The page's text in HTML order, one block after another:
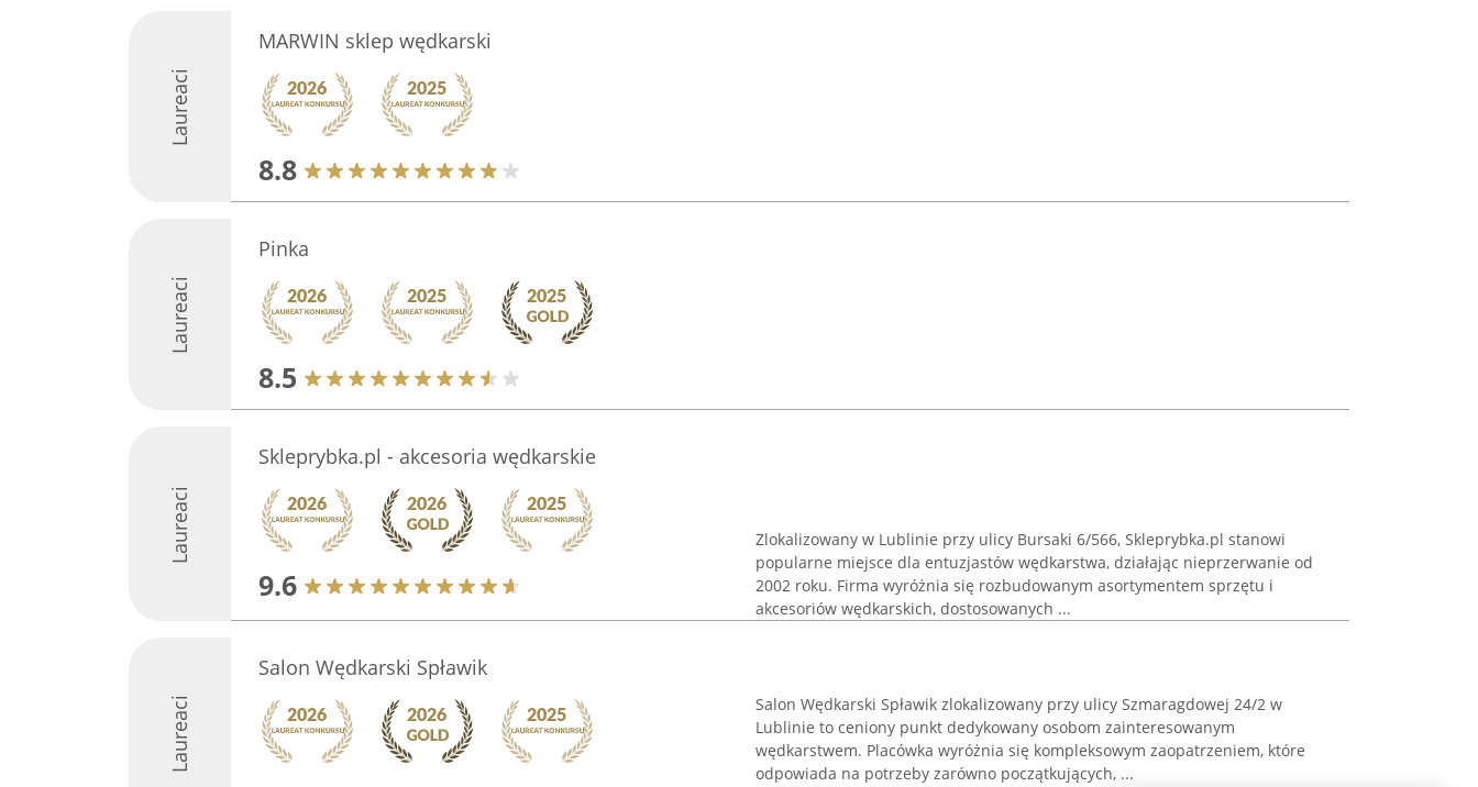
Laureaci
MARWIN sklep wędkarski
8.8
Laureaci
Pinka
8.5
Laureaci
Skleprybka.pl - akcesoria wędkarskie
9.6
Zlokalizowany w Lublinie przy ulicy Bursaki 6/566, Skleprybka.pl stanowi
popularne miejsce dla entuzjastów wędkarstwa, działając nieprzerwanie od
2002 roku. Firma wyróżnia się rozbudowanym asortymentem sprzętu i
akcesoriów wędkarskich, dostosowanych ...
Laureaci
Salon Wędkarski Spławik
Salon Wędkarski Spławik zlokalizowany przy ulicy Szmaragdowej 24/2 w
Lublinie to ceniony punkt dedykowany osobom zainteresowanym
wędkarstwem. Placówka wyróżnia się kompleksowym zaopatrzeniem, które
odpowiada na potrzeby zarówno początkujących, ...